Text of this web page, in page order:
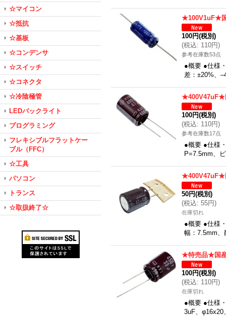
☆マイコン
☆抵抗
☆基板
☆コンデンサ
☆スイッチ
☆コネクタ
☆冷陰極管
LEDバックライト
プログラミング
フレキシブルフラットケー
ブル（FFC）
☆工具
パソコン
トランス
☆取扱終了☆
★100V1uF★国
100円(税別)
(税込: 110円)
参考在庫数53点
●概要 ●仕様
差：±20%、
★400V47uF★
100円(税別)
(税込: 110円)
参考在庫数17点
●概要 ●仕様
P=7.5mm、
★400V47uF★
50円(税別)
(税込: 55円)
在庫切れ
●概要 ●仕様
幅：7.5mm、
★特売品★国
100円(税別)
(税込: 110円)
在庫切れ
●概要 ●仕様
3uF、